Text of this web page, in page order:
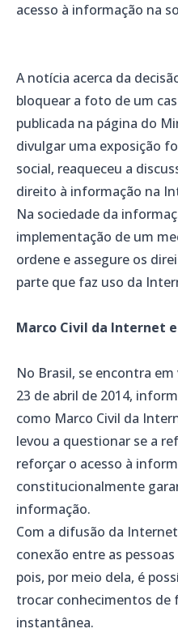
acesso à informação na
A notícia acerca da
bloquear a foto de um
publicada na página do
divulgar uma exposição
social, reaqueceu a
direito à informação na
Na sociedade da
implementação de um
ordene e assegure os
parte que faz uso da
Marco Civil da Internet
No Brasil, se encontra em
23 de abril de 2014,
como Marco Civil da
levou a questionar se a
reforçar o acesso à
constitucionalmente
informação.
Com a difusão da
conexão entre as
pois, por meio dela, é
trocar conhecimentos de
instantânea.